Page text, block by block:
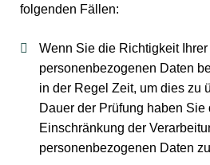
folgenden Fällen:
Wenn Sie die Richtigkeit
personenbezogenen Daten
in der Regel Zeit, um dies zu
Dauer der Prüfung haben Sie
Einschränkung der
personenbezogenen Daten